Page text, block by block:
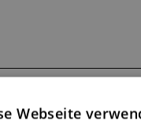
Webseite